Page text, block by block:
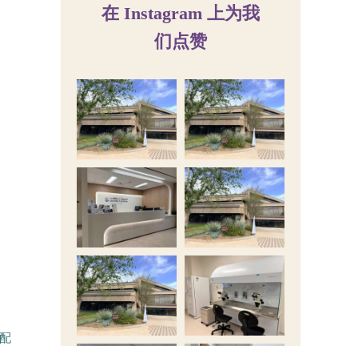
在 Instagram 上为我
们点赞